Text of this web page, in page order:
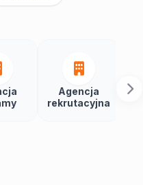
Agencja
rekrutacyjna
Agencja
Social